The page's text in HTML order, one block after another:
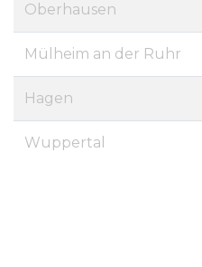
Oberhausen
Mülheim an der Ruhr
Hagen
Wuppertal